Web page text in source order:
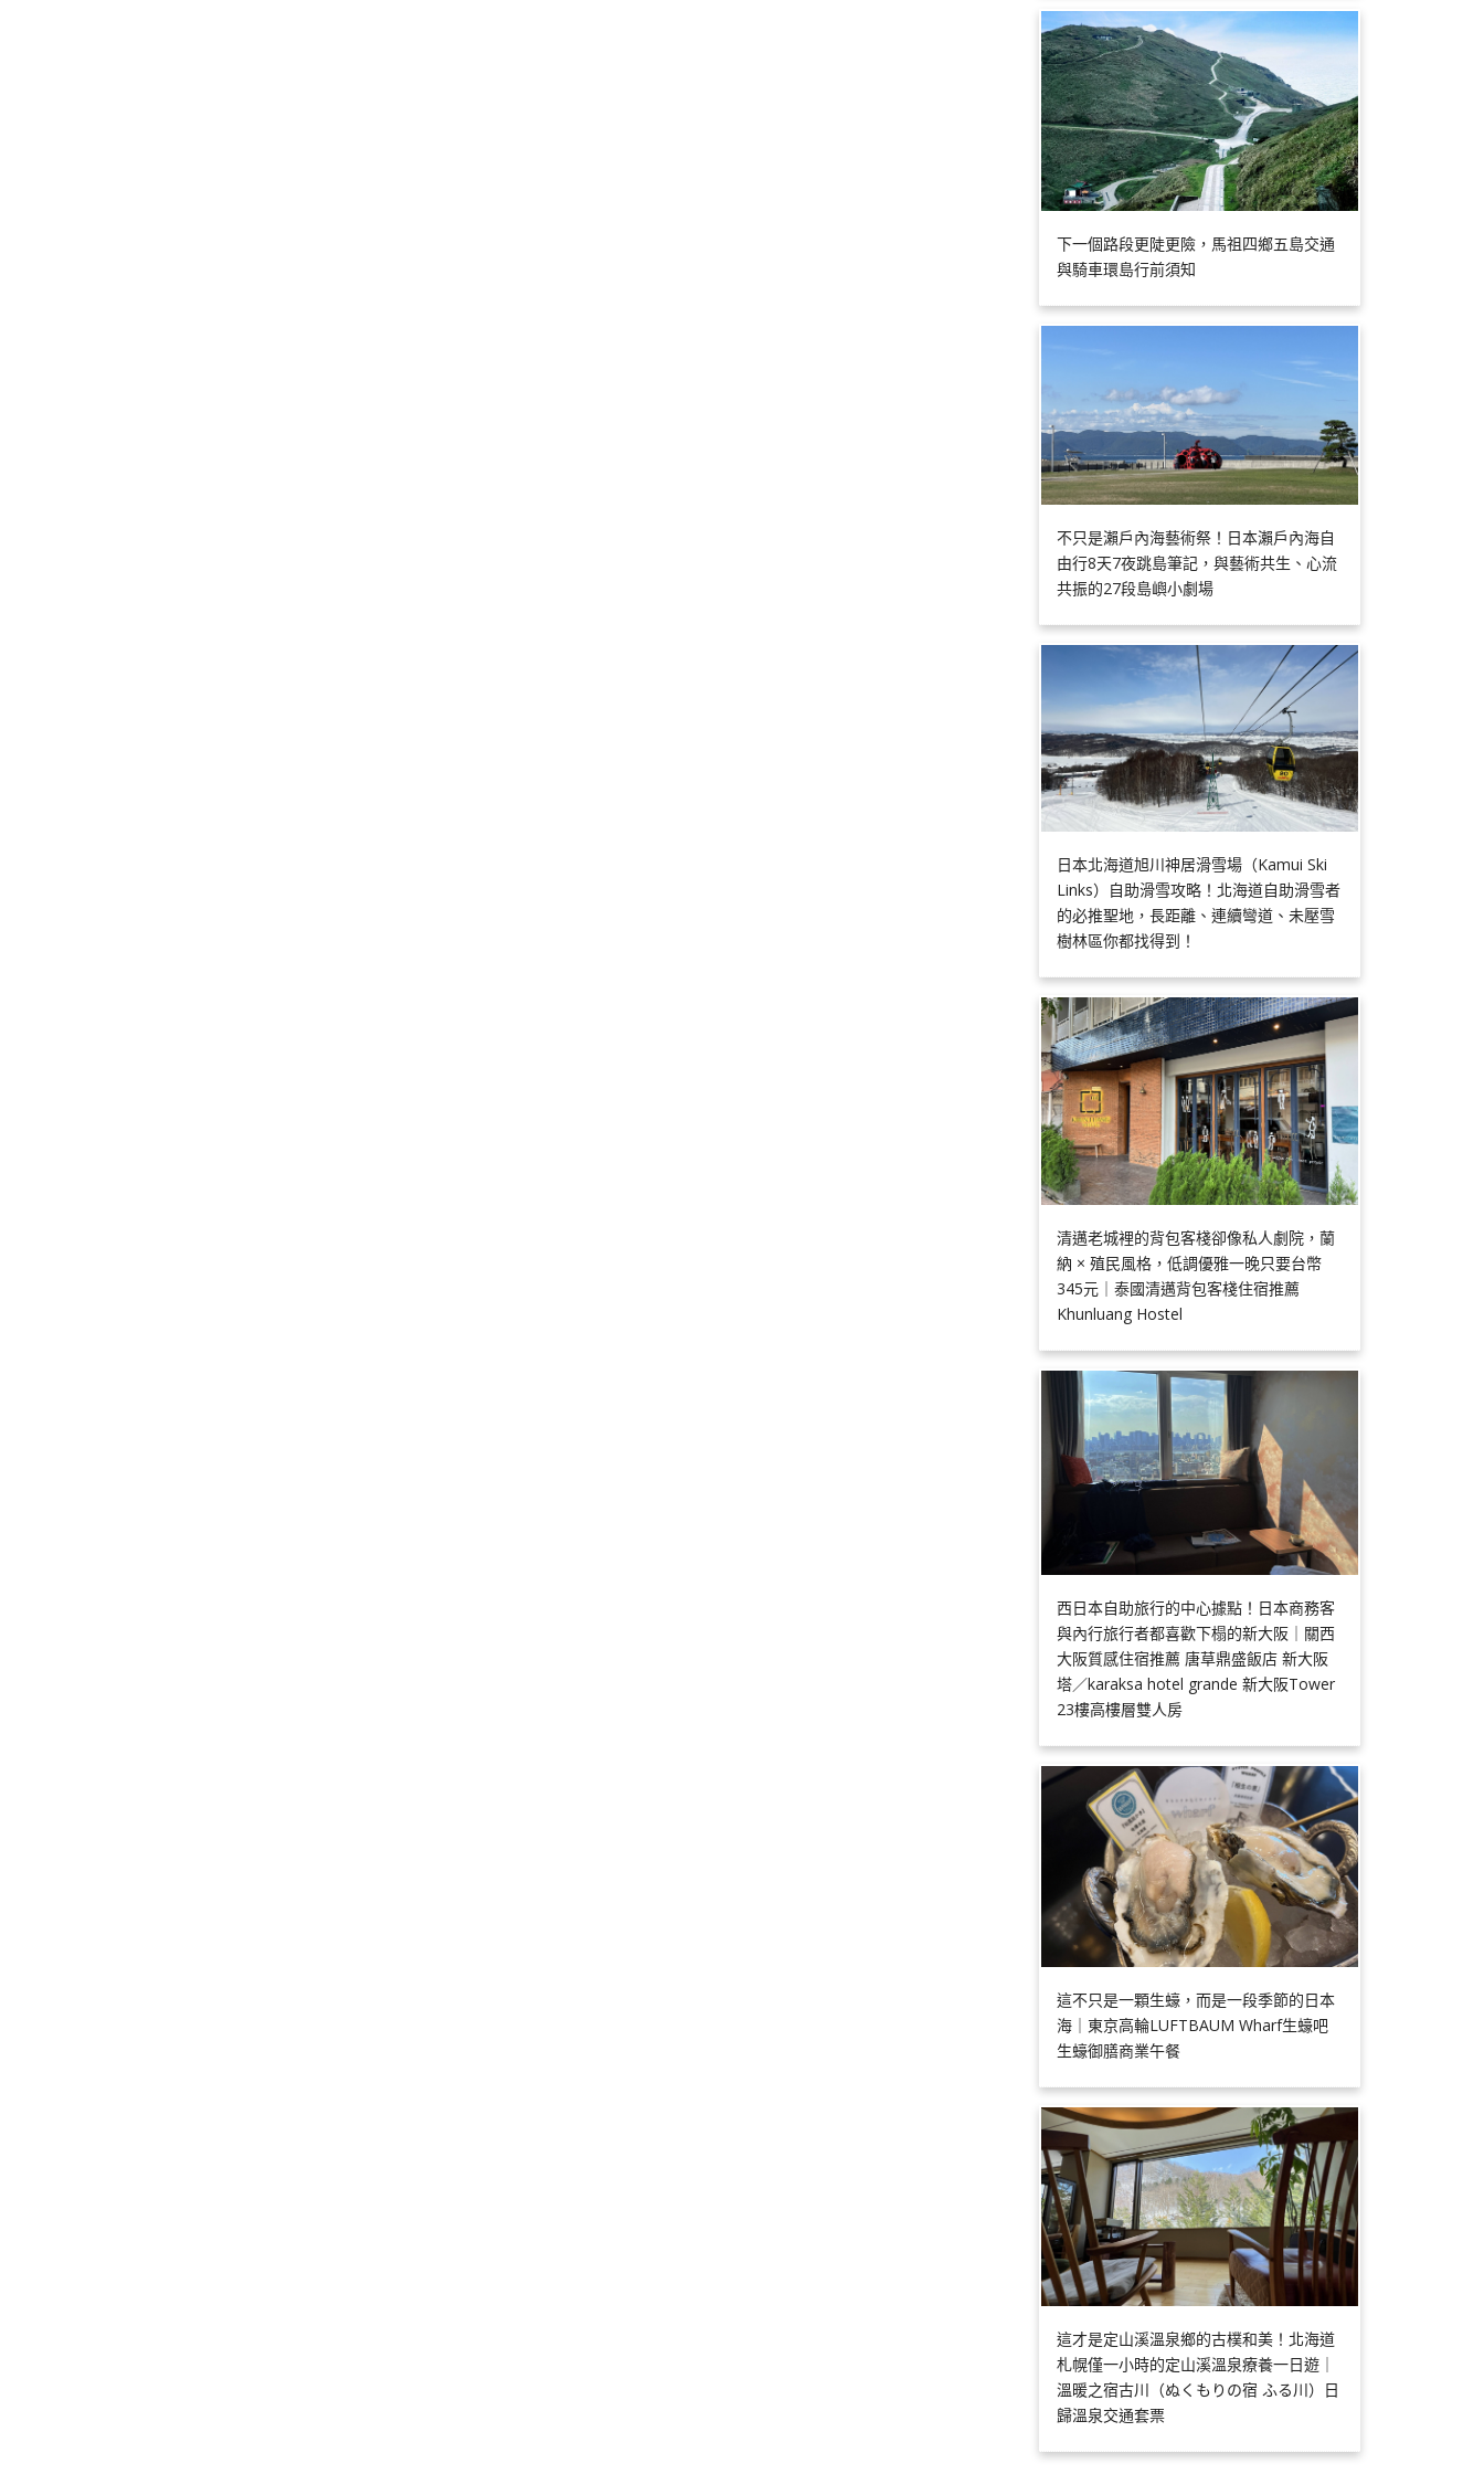
下一個路段更陡更險，馬祖四鄉五島交通
與騎車環島行前須知
不只是瀨戶內海藝術祭！日本瀨戶內海自
由行8天7夜跳島筆記，與藝術共生、心流
共振的27段島嶼小劇場
日本北海道旭川神居滑雪場（Kamui Ski
Links）自助滑雪攻略！北海道自助滑雪者
的必推聖地，長距離、連續彎道、未壓雪
樹林區你都找得到！
清邁老城裡的背包客棧卻像私人劇院，蘭
納 × 殖民風格，低調優雅一晚只要台幣
345元｜泰國清邁背包客棧住宿推薦
Khunluang Hostel
西日本自助旅行的中心據點！日本商務客
與內行旅行者都喜歡下榻的新大阪｜關西
大阪質感住宿推薦 唐草鼎盛飯店 新大阪
塔／karaksa hotel grande 新大阪Tower
23樓高樓層雙人房
這不只是一顆生蠔，而是一段季節的日本
海｜東京高輪LUFTBAUM Wharf生蠔吧
生蠔御膳商業午餐
這才是定山溪溫泉鄉的古樸和美！北海道
札幌僅一小時的定山溪溫泉療養一日遊｜
溫暖之宿古川（ぬくもりの宿 ふる川）日
歸溫泉交通套票